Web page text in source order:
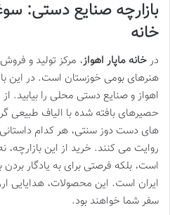
بازارچه صنایع دستی:
خانه
درخانه ماپار اهواز، مرکز تولید و
هنرهای بومی خوزستان است. در این
اهواز و صنایع دستی محلی را
حصیرهای بافته شده با الیاف طبیعی
های دست دوز سنتی، هر کدام
روایت می کنند. خرید از این بازارچه،
است، بلکه فرصتی برای به یادگار
ایران است. این محصولات، هدایایی
سفر شما خواهند بود.